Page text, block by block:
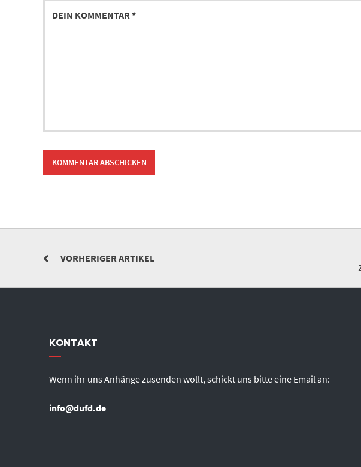
VORHERIGER ARTIKEL
KONTAKT
Wenn ihr uns Anhänge zusenden wollt, schickt uns bitte eine Email an:
info@dufd.de